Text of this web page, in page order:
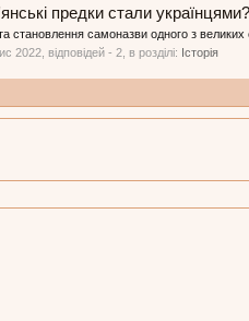
предки стали українцями?
становлення самоназви одного з великих
2022 , відповідей - 2, в розділі: Історія